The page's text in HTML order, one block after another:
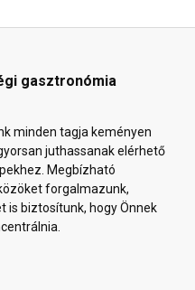
gasztronómia
minden tagja keményen
juthassanak elérhető
Megbízható
forgalmazunk,
is biztosítunk, hogy Önnek